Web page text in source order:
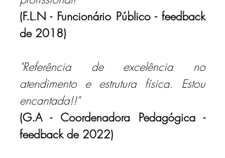
(F.L.N - Funcionário Público - feedback
de 2018)
"Referência de excelência no
atendimento e estrutura física. Estou
encantada!!"
(G.A - Coordenadora Pedagógica -
feedback de 2022)